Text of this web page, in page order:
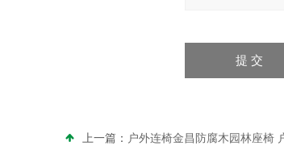
上一篇： 户外连椅金昌防腐木园林座椅